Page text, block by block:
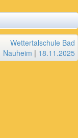
Wettertalschule Bad
Nauheim | 18.11.2025